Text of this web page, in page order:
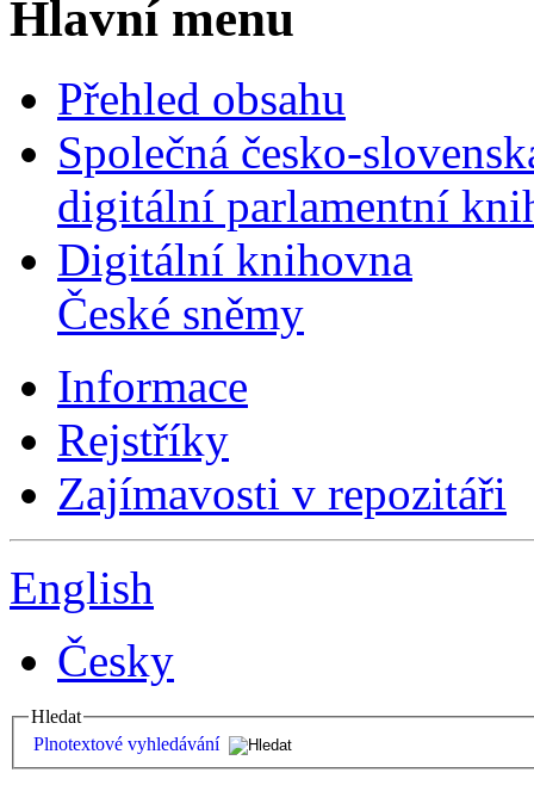
Hlavní menu
Přehled obsahu
Společná česko-
digitální parlamentní
Digitální knihovna
České sněmy
Informace
Rejstříky
Zajímavosti v repozitáři
English
Česky
Hledat
Plnotextové vyhledávání